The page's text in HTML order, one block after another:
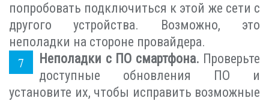
попробовать подключиться к этой же сети с
другого устройства. Возможно, это
неполадки на стороне провайдера.
Неполадки с ПО смартфона. Проверьте
доступные обновления ПО и
установите их, чтобы исправить возможные